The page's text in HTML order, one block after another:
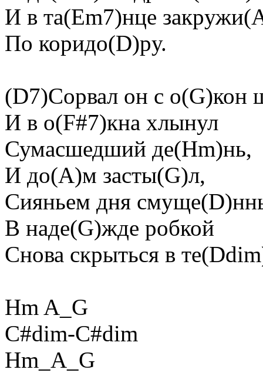
И в та(Em7)нце
По коpидо(D)pу.
(D7)Соpвал он с
И в о(F#7)кна хлынул
Сумасшедший де(Hm)нь,
И до(A)м засты(G)л,
Сияньем дня
В наде(G)жде pобкой
Снова скpыться в
Hm A_G
C#dim-C#dim
Hm_A_G